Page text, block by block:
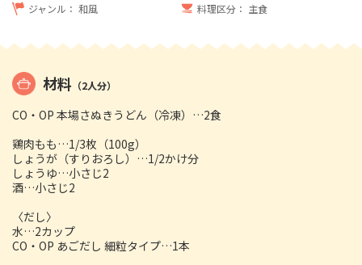
ジャンル： 和風 料理区分： 主食
材料 （2人分）
CO・OP 本場さぬきうどん（冷凍）…2食
鶏肉もも…1/3枚（100g）
しょうが（すりおろし）…1/2かけ分
しょうゆ…小さじ2
酒…小さじ2
〈だし〉
水…2カップ
CO・OP あごだし 細粒タイプ…1本